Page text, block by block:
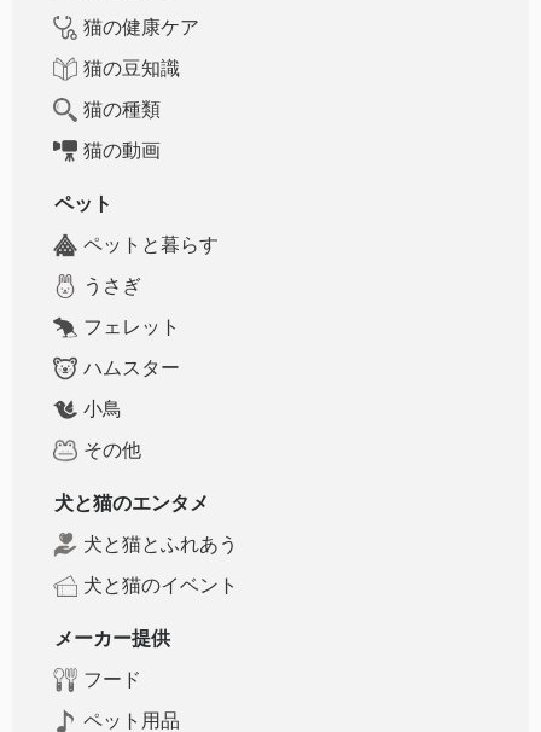
猫の健康ケア
猫の豆知識
猫の種類
猫の動画
ペット
ペットと暮らす
うさぎ
フェレット
ハムスター
小鳥
その他
犬と猫のエンタメ
犬と猫とふれあう
犬と猫のイベント
メーカー提供
フード
ペット用品